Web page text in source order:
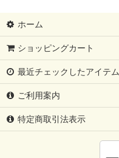
ホーム
ショッピングカート
最近チェックしたアイテム
ご利用案内
特定商取引法表示